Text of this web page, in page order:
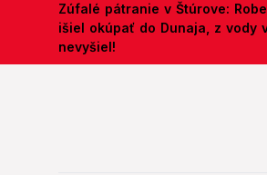
Zúfalé pátranie v Štúrove:
išiel okúpať do Dunaja, z vody
nevyšiel!